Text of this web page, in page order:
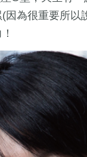
為很重要所以